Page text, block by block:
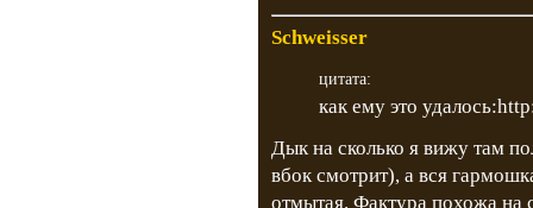
Schweisser
цитата:
как ему это
Дык на сколько я вижу там
вбок смотрит), а вся
отмытая. Фактура похожа на